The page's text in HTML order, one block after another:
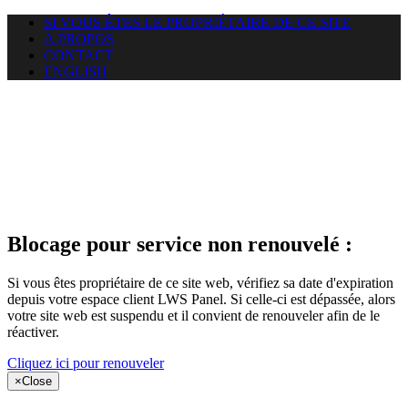
SI VOUS ÊTES LE PROPRIÉTAIRE DE CE SITE
A PROPOS
CONTACT
ENGLISH
Blocage pour service non renouvelé :
Si vous êtes propriétaire de ce site web, vérifiez sa date d'expiration
depuis votre espace client LWS Panel. Si celle-ci est dépassée, alors
votre site web est suspendu et il convient de renouveler afin de le
réactiver.
Cliquez ici pour renouveler
×Close